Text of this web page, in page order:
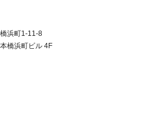
浜町1-11-8
橋浜町ビル 4F